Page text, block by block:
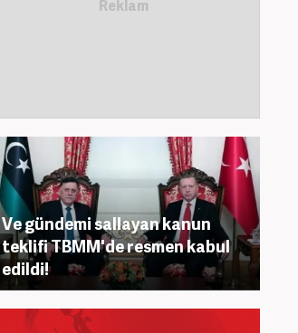
Ve gündemi sallayan kanun
teklifi TBMM'de resmen kabul
edildi!